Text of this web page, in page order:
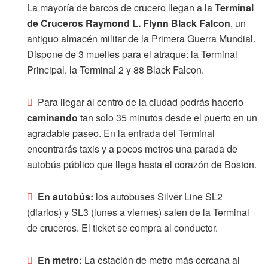
La mayoría de barcos de crucero llegan a laTerminal
de Cruceros Raymond L. Flynn Black Falcon, un
antiguo almacén militar de la Primera Guerra Mundial.
Dispone de 3 muelles para el atraque: la Terminal
Principal, la Terminal 2 y 88 Black Falcon.
Para llegar al centro de la ciudad podrás hacerlo
caminando tan solo 35 minutos desde el puerto en un
agradable paseo. En la entrada del Terminal
encontrarás taxis y a pocos metros una parada de
autobús público que llega hasta el corazón de Boston.
En autobús: los autobuses Silver Line SL2
(diarios) y SL3 (lunes a viernes) salen de la Terminal
de cruceros. El ticket se compra al conductor.
En metro: La estación de metro más cercana al